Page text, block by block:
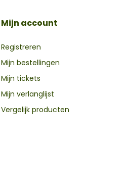
Mijn account
Registreren
Mijn bestellingen
Mijn tickets
Mijn verlanglijst
Vergelijk producten